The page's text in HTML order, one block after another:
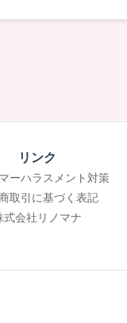
リンク
ーハラスメント対策
取引に基づく表記
式会社リノマナ